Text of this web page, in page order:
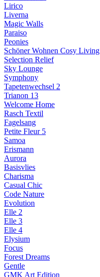
Lirico
Liverna
Magic Walls
Paraiso
Peonies
Schöner Wohnen Cosy Living
Selection Relief
Sky Lounge
Symphony
Tapetenwechsel 2
Trianon 13
Welcome Home
Rasch Textil
Fagelsang
Petite Fleur 5
Samoa
Erismann
Aurora
Basisvlies
Charisma
Casual Chic
Code Nature
Evolution
Elle 2
Elle 3
Elle 4
Elysium
Focus
Forest Dreams
Gentle
GMK Art Edition